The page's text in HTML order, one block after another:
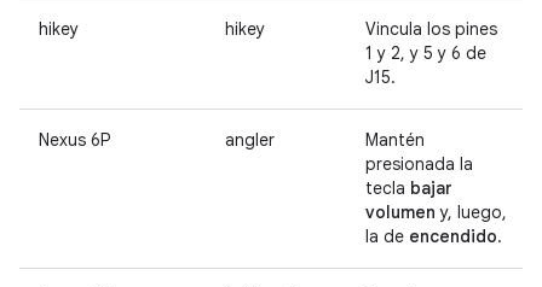
hikey hikey
Vincula los pines
1 y 2, y 5 y 6 de
J15.
Nexus 6P angler
Mantén
presionada la
tecla bajar
volumen y, luego,
la de encendido.